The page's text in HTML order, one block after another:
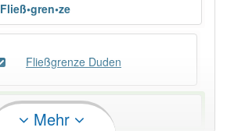
Fließ•gren•ze
Fließgrenze Duden
Mehr